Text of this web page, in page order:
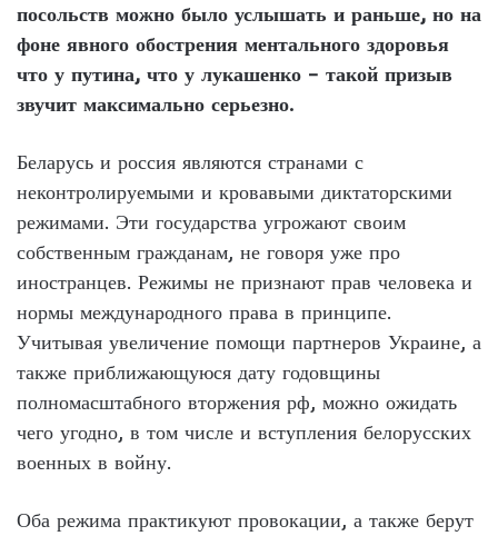
посольств можно было услышать и раньше, но на
фоне явного обострения ментального здоровья
что у путина, что у лукашенко – такой призыв
звучит максимально серьезно.
Беларусь и россия являются странами с
неконтролируемыми и кровавыми диктаторскими
режимами. Эти государства угрожают своим
собственным гражданам, не говоря уже про
иностранцев. Режимы не признают прав человека и
нормы международного права в принципе.
Учитывая увеличение помощи партнеров Украине, а
также приближающуюся дату годовщины
полномасштабного вторжения рф, можно ожидать
чего угодно, в том числе и вступления белорусских
военных в войну.
Оба режима практикуют провокации, а также берут